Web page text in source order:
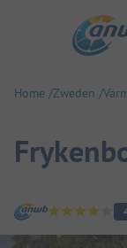
Home Zweden
Camping